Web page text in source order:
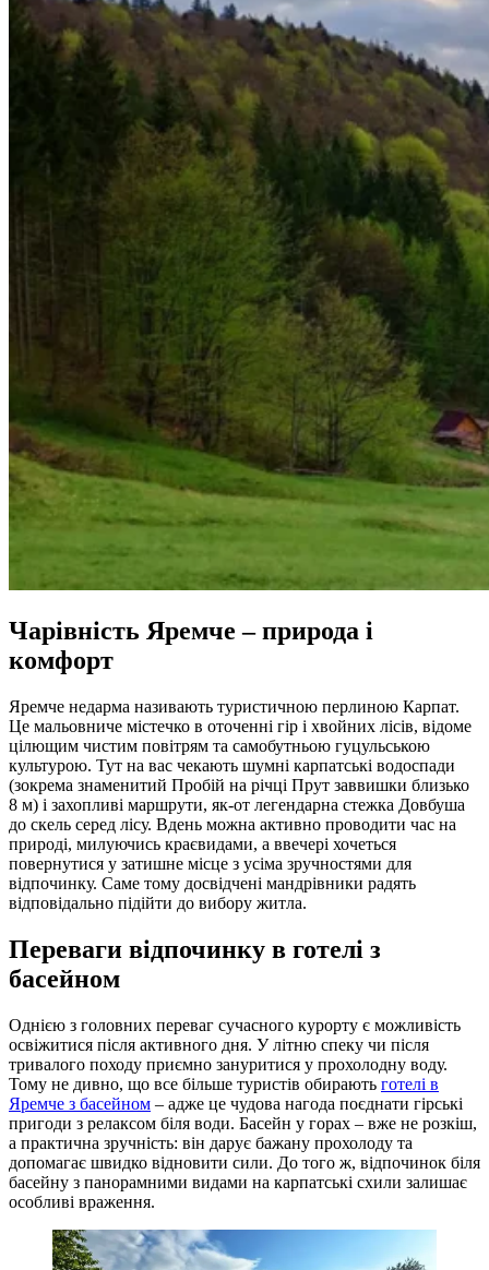
Чарівність Яремче – природа і
комфорт
Яремче недарма називають туристичною перлиною Карпат.
Це мальовниче містечко в оточенні гір і хвойних лісів, відоме
цілющим чистим повітрям та самобутньою гуцульською
культурою. Тут на вас чекають шумні карпатські водоспади
(зокрема знаменитий Пробій на річці Прут заввишки близько
8 м) і захопливі маршрути, як-от легендарна стежка Довбуша
до скель серед лісу. Вдень можна активно проводити час на
природі, милуючись краєвидами, а ввечері хочеться
повернутися у затишне місце з усіма зручностями для
відпочинку. Саме тому досвідчені мандрівники радять
відповідально підійти до вибору житла.
Переваги відпочинку в готелі з
басейном
Однією з головних переваг сучасного курорту є можливість
освіжитися після активного дня. У літню спеку чи після
тривалого походу приємно зануритися у прохолодну воду.
Тому не дивно, що все більше туристів обирають готелі в
Яремче з басейном – адже це чудова нагода поєднати гірські
пригоди з релаксом біля води. Басейн у горах – вже не розкіш,
а практична зручність: він дарує бажану прохолоду та
допомагає швидко відновити сили. До того ж, відпочинок біля
басейну з панорамними видами на карпатські схили залишає
особливі враження.